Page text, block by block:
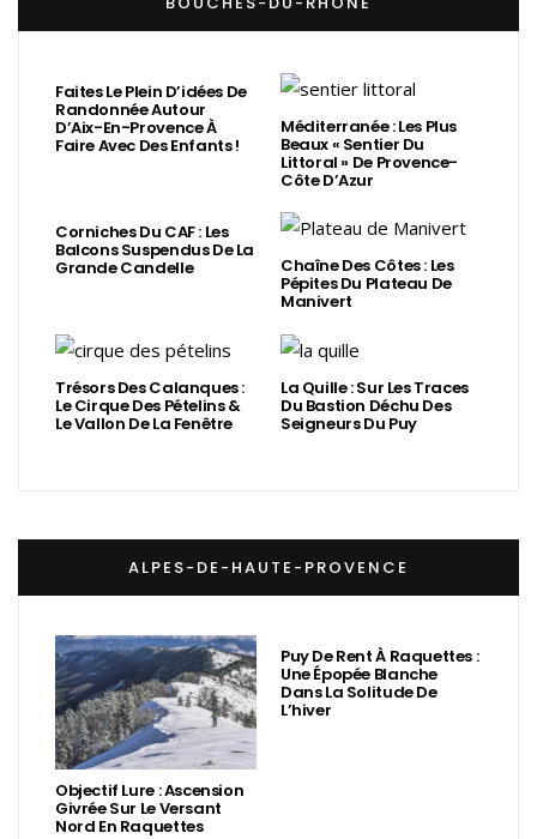
Faites Le Plein D’idées De
Randonnée Autour
D’Aix-En-Provence À
Faire Avec Des Enfants !
Méditerranée : Les Plus
Beaux « Sentier Du
Littoral » De Provence-
Côte D’Azur
Corniches Du CAF : Les
Balcons Suspendus De La
Grande Candelle Chaîne Des Côtes : Les
Pépites Du Plateau De
Manivert
Trésors Des Calanques :
Le Cirque Des Pételins &
Le Vallon De La Fenêtre
La Quille : Sur Les Traces
Du Bastion Déchu Des
Seigneurs Du Puy
ALPES-DE-HAUTE-PROVENCE
Objectif Lure : Ascension
Givrée Sur Le Versant
Nord En Raquettes
Puy De Rent À Raquettes :
Une Épopée Blanche
Dans La Solitude De
L’hiver